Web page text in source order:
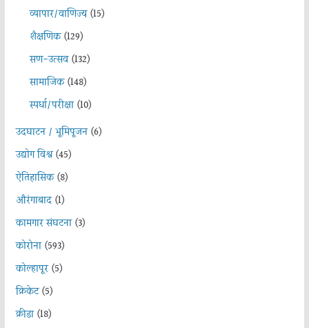
व्यापार/वाणिज्य(15)
शैक्षणिक(129)
सण-उत्सव(132)
सामाजिक(148)
स्पर्धा/परीक्षा(10)
उदघाटन / भूमिपूजन(6)
उद्योग विश्व(45)
ऐतिहासिक(8)
औरंगाबाद(1)
कामगार संघटना(3)
कोरोना(593)
कोल्हापूर(5)
क्रिकेट(5)
क्रीडा(18)